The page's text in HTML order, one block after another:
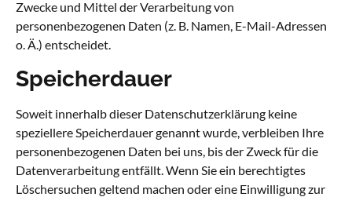
Zwecke und Mittel der Verarbeitung von
personenbezogenen Daten (z. B. Namen, E-Mail-Adressen
o. Ä.) entscheidet.
Speicherdauer
Soweit innerhalb dieser Datenschutzerklärung keine
speziellere Speicherdauer genannt wurde, verbleiben Ihre
personenbezogenen Daten bei uns, bis der Zweck für die
Datenverarbeitung entfällt. Wenn Sie ein berechtigtes
Löschersuchen geltend machen oder eine Einwilligung zur